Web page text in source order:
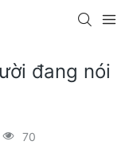
đang nói
70